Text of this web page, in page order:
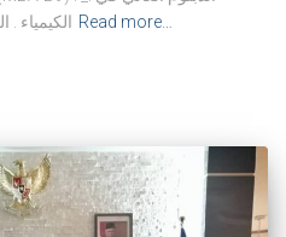
الكيمياء . Read more…